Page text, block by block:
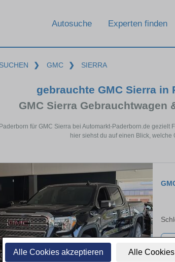
Alle Cookies akzeptieren Alle
Autosuche Experten finden
❯ GMC ❯ SIERRA
gebrauchte GMC Sierra
GMC Sierra
für GMC Sierra bei Automarkt-Paderborn.de
hier siehst du auf einen Blick,